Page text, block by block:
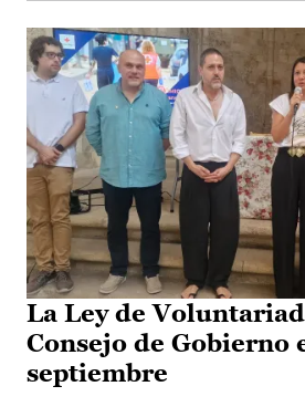
La Ley de
Consejo de Gobierno
septiembre